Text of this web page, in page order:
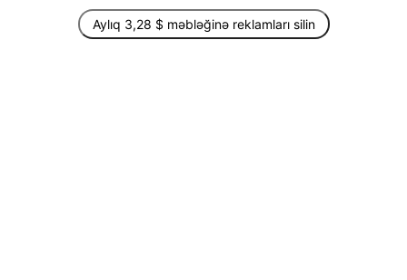
Aylıq 3,28 $ məbləğinə reklamları silin